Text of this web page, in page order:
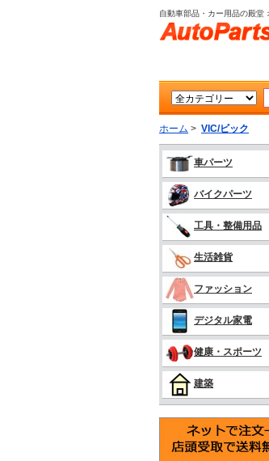
自動車部品・カー用品の殿堂
ホーム > VIC/ビック
車パーツ
バイクパーツ
工具・整備用品
生活雑貨
ファッション
デジタル家電
健康・スポーツ
建築